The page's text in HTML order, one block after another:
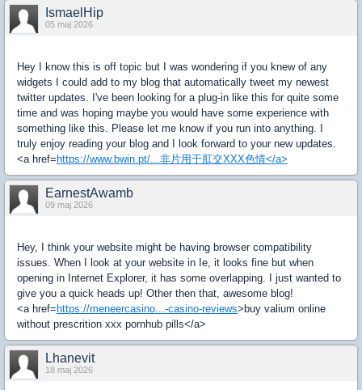
IsmaelHip
05 maj 2026
Hey I know this is off topic but I was wondering if you knew of any
widgets I could add to my blog that automatically tweet my newest
twitter updates. I've been looking for a plug-in like this for quite some
time and was hoping maybe you would have some experience with
something like this. Please let me know if you run into anything. I
truly enjoy reading your blog and I look forward to your new updates.
<a href= https://www.bwin.pt/...非片用于肛交XXX色情</a>
EarnestAwamb
09 maj 2026
Hey, I think your website might be having browser compatibility
issues. When I look at your website in Ie, it looks fine but when
opening in Internet Explorer, it has some overlapping. I just wanted to
give you a quick heads up! Other then that, awesome blog!
<a href= https://meneercasino...-casino-reviews>buy valium online
without prescrition xxx pornhub pills</a>
Lhanevit
18 maj 2026